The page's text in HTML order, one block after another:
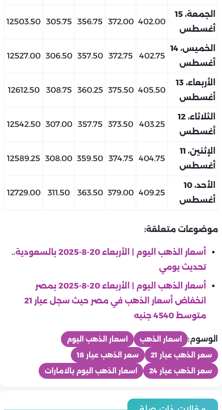
الجمعة، 15
أغسطس
402.00
372.00
356.75
305.75
12503.50
الخميس، 14
أغسطس
402.75
372.75
357.50
306.50
12527.00
الأربعاء، 13
أغسطس
405.50
375.50
360.25
308.75
12612.50
الثلاثاء، 12
أغسطس
403.25
373.50
357.75
307.00
12542.50
الإثنين، 11
أغسطس
404.75
374.75
359.50
308.00
12589.25
الأحد، 10
أغسطس
409.25
379.00
363.50
311.50
12729.00
موضوعات متعلقة:
أسعار الذهب اليوم | الأربعاء 20-8-2025 بالسعودية..
تحديث يومي
أسعار الذهب اليوم | الأربعاء 20-8-2025 بمصر
انخفاض أسعار الذهب في مصر حيث سجل عيار 21
متوسط 4540 جنيه
الوسوم: اسعار الذهب
اسعار الذهب اليوم
سعر الذهب عيار 21
سعر الذهب عيار 18
سعر الذهب عيار 24
اسعار الذهب اليوم بالامارات
في مئوية ميلاده.. رشدي أباظة «دنجوان الشاشة العربية» الذي عاد